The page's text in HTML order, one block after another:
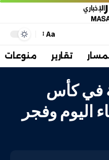
Aa
تقارير منوعات
في كأس
2026 مساء اليوم وفجر